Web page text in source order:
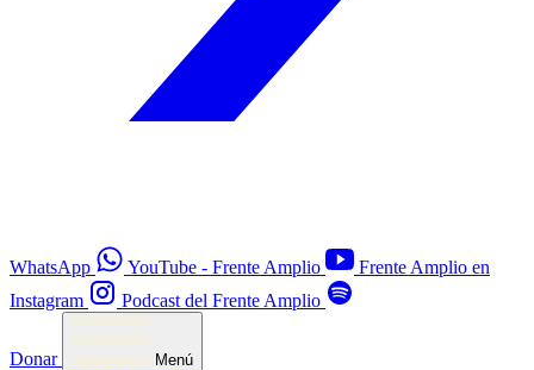
WhatsApp YouTube - Frente Amplio
Frente Amplio en
Instagram
Podcast del Frente Amplio
Donar Menú